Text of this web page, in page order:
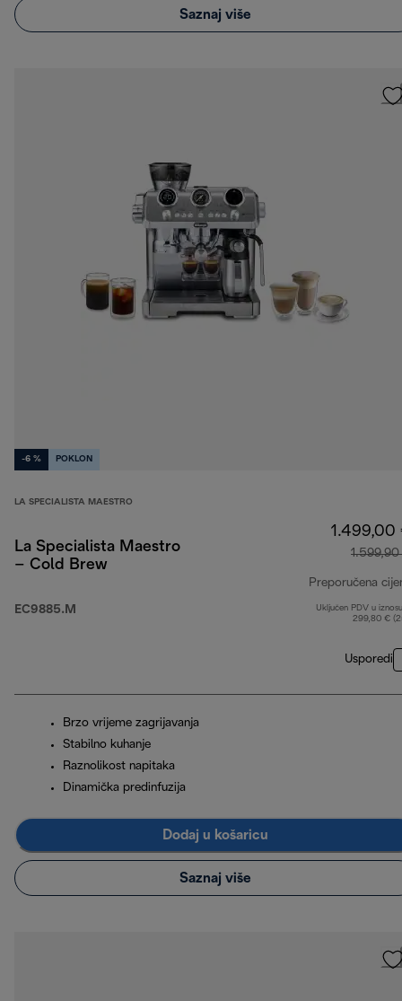
Saznaj više
-6 % POKLON
LA SPECIALISTA MAESTRO
La Specialista Maestro
– Cold Brew
EC9885.M
1.499,00
Preporučena
Uključen PDV u
299,80 €
Usporedi
Brzo vrijeme zagrijavanja
Stabilno kuhanje
Raznolikost napitaka
Dinamička predinfuzija
Dodaj u košaricu
Saznaj više